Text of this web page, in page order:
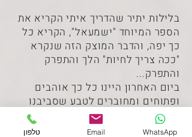
בלילות יתיר שהדריך איתי הקריא את
הספר המיוחד "ישמעאל", הקריא כל
כך יפה, והדבר המוצק הזה שנקרא
"ככה צריך לחיות" הלך והתפרק
והתפרק...
ביום האחרון היינו כל כך אוהבים
ופתוחים ומחוברים לטבע שסביבנו
ובנו,כולנו,גם המדריכים... כבר לא
הרגשתי כאילו אני המדריכה
טלפון Email WhatsApp